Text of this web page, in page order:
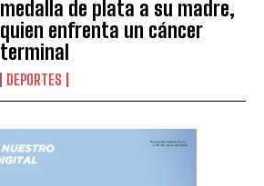
medalla de plata a su madre,
quien enfrenta un cáncer
terminal
DEPORTES